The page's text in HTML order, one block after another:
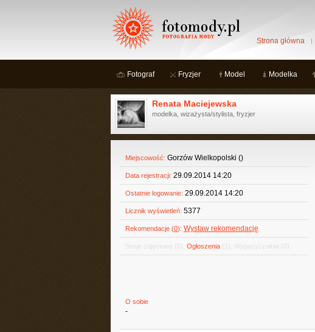
Strona główna
Fotograf Fryzjer Model Modelka
Renata Maciejewska
modelka, wizażysta/stylista, fryzjer
Miejscowość: Gorzów Wielkopolski ()
Data rejestracji: 29.09.2014 14:20
Ostatnie logowanie: 29.09.2014 14:20
Licznik wyświetleń: 5377
Rekomendacje (0): Wystaw rekomendację
Sesje zdjęciowe (0) Ogłoszenia (1) Wypożyczalnia (0)
O sobie
-